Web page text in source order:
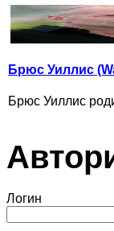
Брюс Уиллис
Брюс Уиллис
Логин